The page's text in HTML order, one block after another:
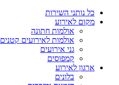
כל נותני השירות
מקום לאירוע
אולמות חתונה
אולמות לאירועים קטנים
גני אירועים
קמפוסים
ארגון לאירוע
בלונים